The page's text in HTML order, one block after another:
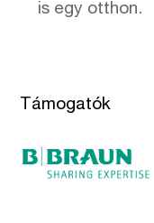
is egy otthon.
Támogatók